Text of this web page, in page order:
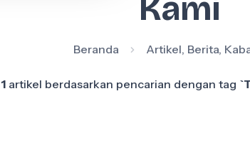
Kami
Beranda Artikel, Berita,
1 artikel berdasarkan pencarian dengan tag